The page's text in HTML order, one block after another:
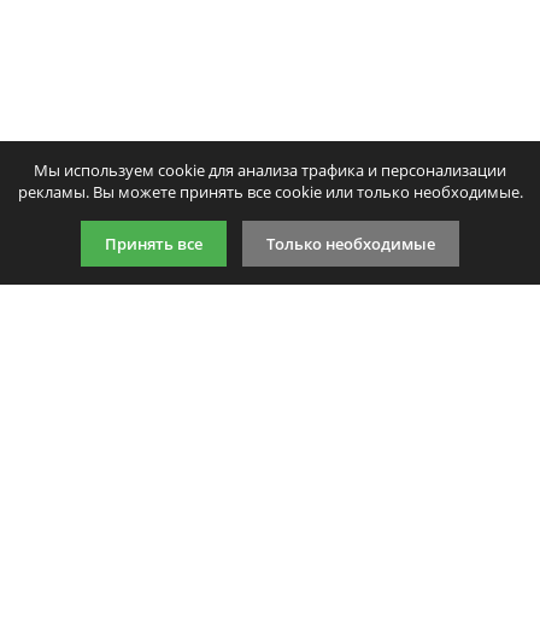
Мы используем cookie для анализа трафика и персонализации
рекламы. Вы можете принять все cookie или только необходимые.
Принять все Только необходимые